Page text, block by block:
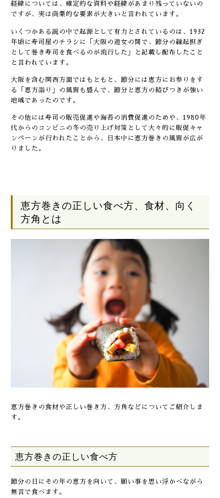
経緯については、確定的な資料や経緯があまり残っていないの
ですが、実は商業的な要素が大きいと言われています。
いくつかある説の中で起源として有力とされているのは、1932
年頃に寿司屋のチラシに「大阪の遊女の間で、節分の縁起担ぎ
として巻き寿司を食べるのが流行した」と記載し配布したこと
と言われています。
大阪を含む関西方面ではもともと、節分には恵方にお参りをす
る「恵方詣り」の風習も盛んで、節分と恵方の結びつきが強い
地域であったのです。
その他には寿司の販売促進や海苔の消費促進のためや、1980年
代からのコンビニの冬の売り上げ対策として大々的に販促キャ
ンペーンが行われたことから、日本中に恵方巻きの風習が広が
りました。
恵方巻きの正しい食べ方、食材、向く
方角とは
恵方巻きの食材や正しい巻き方、方角などについてご紹介しま
す。
恵方巻きの正しい食べ方
節分の日にその年の恵方を向いて、願い事を思い浮かべながら
無言で食べます。